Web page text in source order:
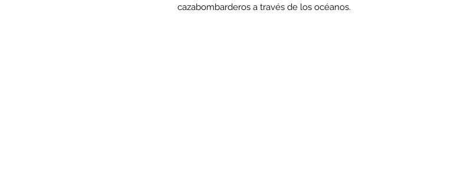
cazabombarderos a través de los océanos.